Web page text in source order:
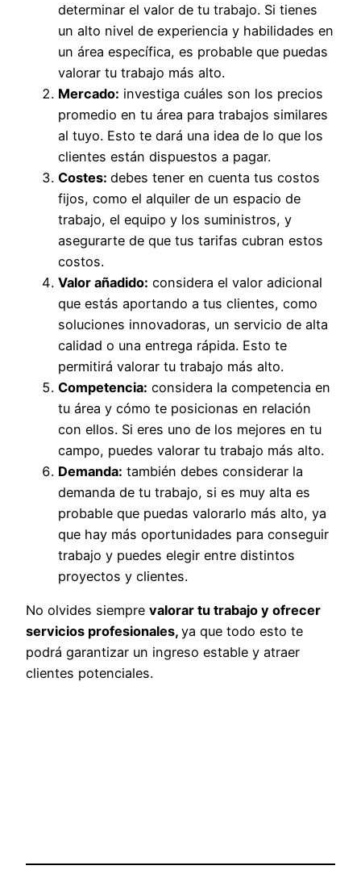
determinar el valor de tu trabajo. Si tienes
un alto nivel de experiencia y habilidades en
un área específica, es probable que puedas
valorar tu trabajo más alto.
Mercado: investiga cuáles son los precios
promedio en tu área para trabajos similares
al tuyo. Esto te dará una idea de lo que los
clientes están dispuestos a pagar.
Costes: debes tener en cuenta tus costos
fijos, como el alquiler de un espacio de
trabajo, el equipo y los suministros, y
asegurarte de que tus tarifas cubran estos
costos.
Valor añadido: considera el valor adicional
que estás aportando a tus clientes, como
soluciones innovadoras, un servicio de alta
calidad o una entrega rápida. Esto te
permitirá valorar tu trabajo más alto.
Competencia: considera la competencia en
tu área y cómo te posicionas en relación
con ellos. Si eres uno de los mejores en tu
campo, puedes valorar tu trabajo más alto.
Demanda: también debes considerar la
demanda de tu trabajo, si es muy alta es
probable que puedas valorarlo más alto, ya
que hay más oportunidades para conseguir
trabajo y puedes elegir entre distintos
proyectos y clientes.
No olvides siempre valorar tu trabajo y ofrecer
servicios profesionales, ya que todo esto te
podrá garantizar un ingreso estable y atraer
clientes potenciales.